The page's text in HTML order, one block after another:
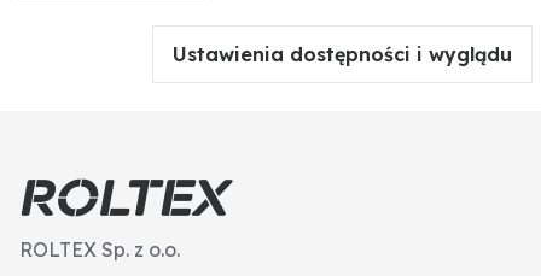
• szybko wysycha
powierzchniach
• nadaje się do zastosowania na różnych
powierzchniach
Ustawienia dostępności i wyglądu
ROLTEX Sp. z o.o.